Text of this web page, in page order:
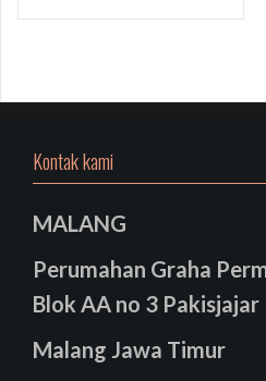
Kontak kami
MALANG
Perumahan Graha
Blok AA no 3 Pakisjajar
Malang Jawa Timur